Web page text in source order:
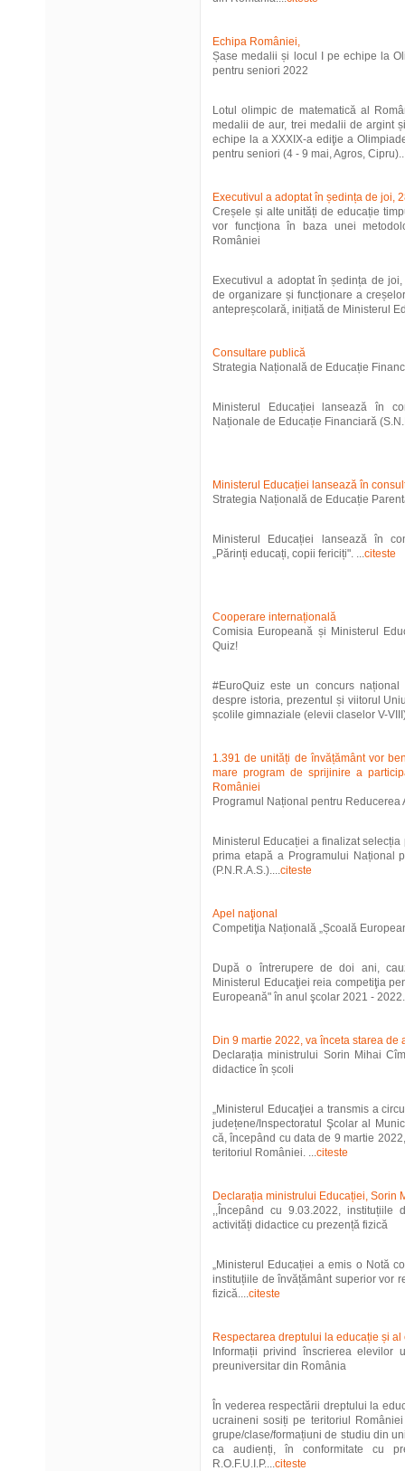
Echipa României,
Șase medalii și locul I pe echipe la
pentru seniori 2022
Lotul olimpic de matematică al
medalii de aur, trei medalii de argint
echipe la a XXXIX-a ediţie a
pentru seniori (4 - 9 mai, Agros,
Executivul a adoptat în ședința de joi,
Creșele și alte unități de educație
vor funcționa în baza unei
României
Executivul a adoptat în ședința de
de organizare și funcționare a
antepreșcolară, inițiată de Ministerul
Consultare publică
Strategia Națională de Educație
Ministerul Educației lansează în
Naționale de Educație Financiară
Ministerul Educației lansează în
Strategia Națională de Educație
Ministerul Educației lansează în
„Părinți educați, copii fericiți". ...citeste
Cooperare internațională
Comisia Europeană și Ministerul
Quiz!
#EuroQuiz este un concurs
despre istoria, prezentul și viitorul
școlile gimnaziale (elevii claselor V-
1.391 de unități de învățământ vor
mare program de sprijinire a
României
Programul Național pentru Reducerea
Ministerul Educației a finalizat
prima etapă a Programului Național
(P.N.R.A.S.)....citeste
Apel naţional
Competiţia Națională „Școală
După o întrerupere de doi ani,
Ministerul Educaţiei reia competiţia
Europeană" în anul şcolar 2021 -
Din 9 martie 2022, va înceta starea
Declarația ministrului Sorin Mihai
didactice în școli
„Ministerul Educaţiei a transmis a
județene/Inspectoratul Şcolar al
că, începând cu data de 9 martie
teritoriul României. ...citeste
Declarația ministrului Educației, Sorin
,,Începând cu 9.03.2022, instituțiile
activități didactice cu prezență fizică
„Ministerul Educației a emis o Notă
instituțiile de învățământ superior vor
fizică....citeste
Respectarea dreptului la educație și
Informații privind înscrierea elevilor
preuniversitar din România
În vederea respectării dreptului la
ucraineni sosiți pe teritoriul
grupe/clase/formațiuni de studiu din
ca audienți, în conformitate cu
R.O.F.U.I.P....citeste